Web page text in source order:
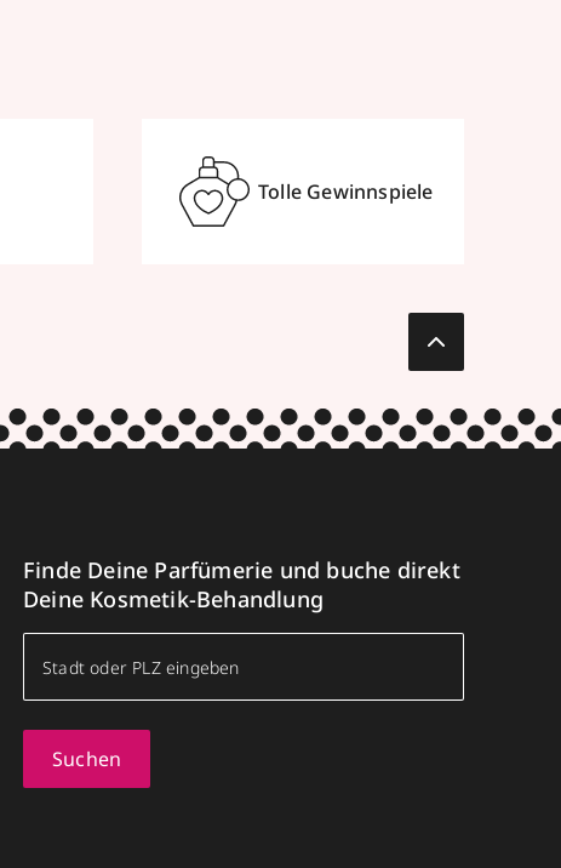
Tolle Gewinnspiele
Finde Deine Parfümerie und buche direkt
Deine Kosmetik-Behandlung
Suchen